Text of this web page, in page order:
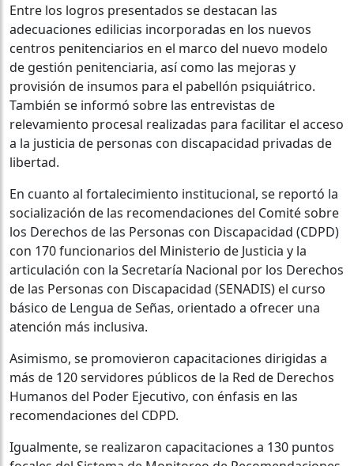
Entre los logros presentados se destacan las
adecuaciones edilicias incorporadas en los nuevos
centros penitenciarios en el marco del nuevo modelo
de gestión penitenciaria, así como las mejoras y
provisión de insumos para el pabellón psiquiátrico.
También se informó sobre las entrevistas de
relevamiento procesal realizadas para facilitar el acceso
a la justicia de personas con discapacidad privadas de
libertad.
En cuanto al fortalecimiento institucional, se reportó la
socialización de las recomendaciones del Comité sobre
los Derechos de las Personas con Discapacidad (CDPD)
con 170 funcionarios del Ministerio de Justicia y la
articulación con la Secretaría Nacional por los Derechos
de las Personas con Discapacidad (SENADIS) el curso
básico de Lengua de Señas, orientado a ofrecer una
atención más inclusiva.
Asimismo, se promovieron capacitaciones dirigidas a
más de 120 servidores públicos de la Red de Derechos
Humanos del Poder Ejecutivo, con énfasis en las
recomendaciones del CDPD.
Igualmente, se realizaron capacitaciones a 130 puntos